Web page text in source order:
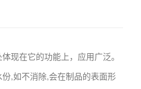
在它的功能上，应用广泛。
如不消除,会在制品的表面形